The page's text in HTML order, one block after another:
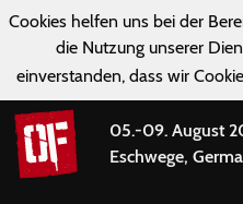
Cookies helfen uns bei der
die Nutzung unserer
einverstanden, dass wir
05.-09. August
Eschwege,